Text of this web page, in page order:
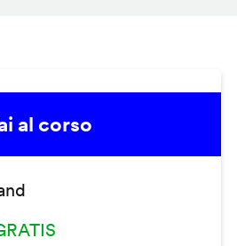
al corso